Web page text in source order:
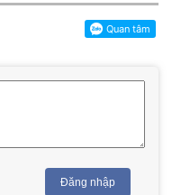
Đăng nhập